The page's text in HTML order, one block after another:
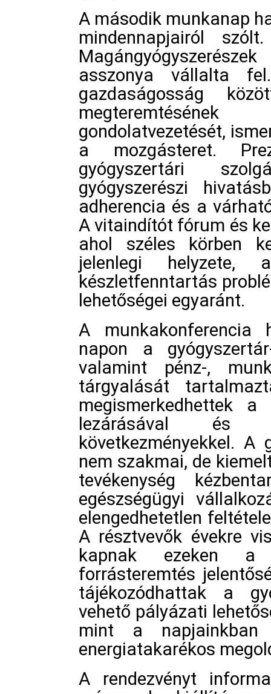
A második munkanap
mindennapjairól
asszonya vállalta
gazdaságosság
gondolatvezetését,
a mozgásteret.
gyógyszertári
gyógyszerészi
adherencia és a
A vitaindítót fórum és
ahol széles körben
jelenlegi helyzete,
készletfenntartás
lehetőségei egyaránt.
A munkakonferencia
napon a
valamint pénz-,
tárgyalását
megismerkedhettek
lezárásával és
következményekkel. A
nem szakmai, de
tevékenység
egészségügyi
elengedhetetlen
A résztvevők évekre
kapnak ezeken a
forrásteremtés
tájékozódhattak a
vehető pályázati
mint a napjainkban
energiatakarékos
A rendezvényt